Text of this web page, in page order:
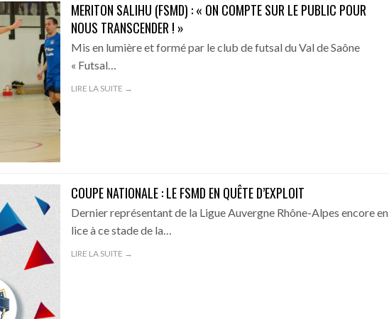
MERITON SALIHU (FSMD) : « ON COMPTE SUR LE PUBLIC POUR
NOUS TRANSCENDER ! »
Mis en lumière et formé par le club de futsal du Val de Saône
« Futsal…
LIRE LA SUITE →
COUPE NATIONALE : LE FSMD EN QUÊTE D’EXPLOIT
Dernier représentant de la Ligue Auvergne Rhône-Alpes encore en
lice à ce stade de la…
LIRE LA SUITE →